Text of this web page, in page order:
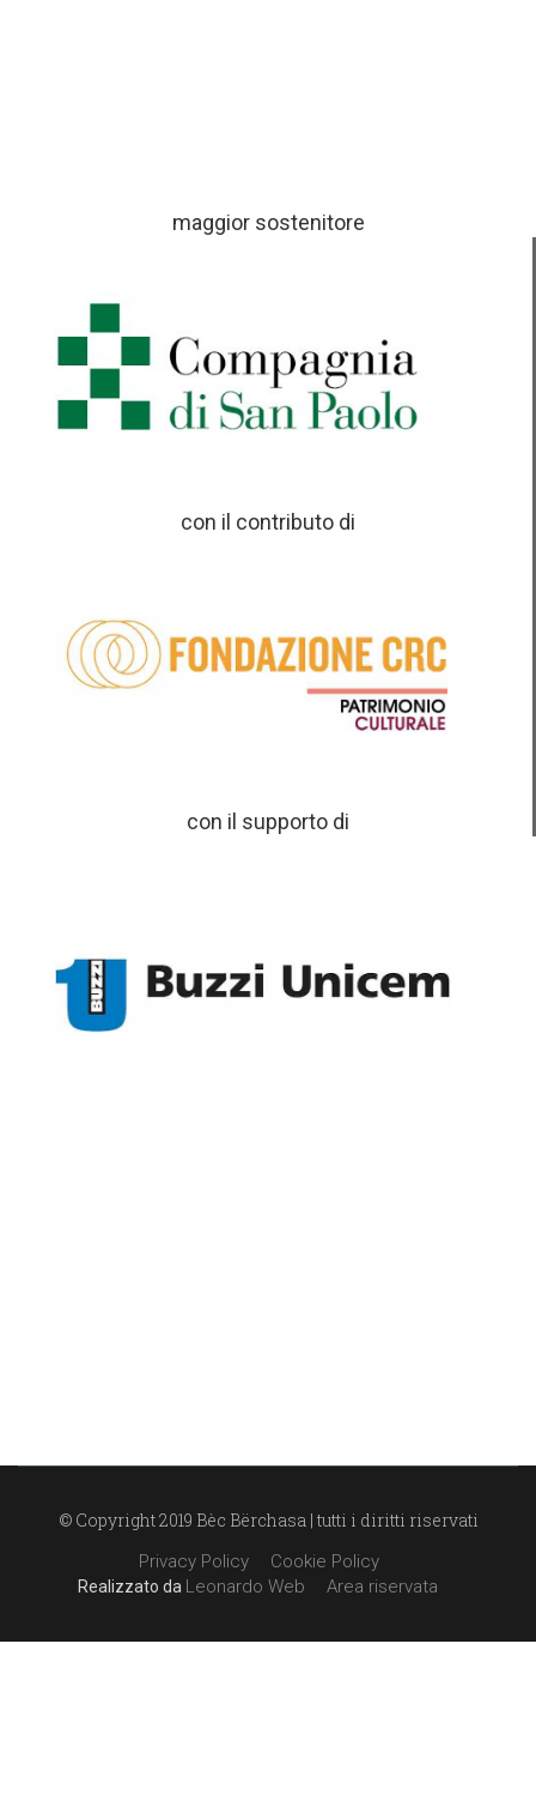
maggior sostenitore
con il contributo di
con il supporto di
© Copyright 2019 Bèc Bërchasa | tutti i diritti riservati
Privacy Policy Cookie Policy
Realizzato da Leonardo Web Area riservata